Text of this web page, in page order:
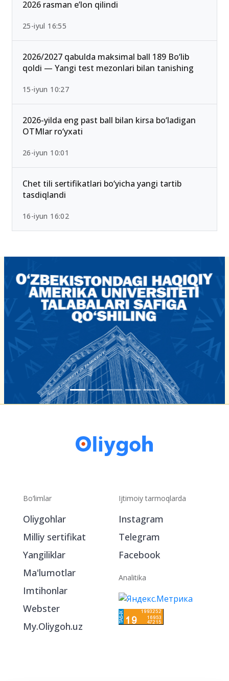
2026 rasman e’lon qilindi
25-iyul 16:55
2026/2027 qabulda maksimal ball 189 Bo‘lib
qoldi — Yangi test mezonlari bilan tanishing
15-iyun 10:27
2026-yilda eng past ball bilan kirsa bo‘ladigan
OTMlar ro‘yxati
26-iyun 10:01
Chet tili sertifikatlari bo‘yicha yangi tartib
tasdiqlandi
16-iyun 16:02
Bo‘limlar
Oliygohlar
Milliy sertifikat
Yangiliklar
Ma'lumotlar
Imtihonlar
Webster
My.Oliygoh.uz
Ijtimoiy tarmoqlarda
Instagram
Telegram
Facebook
Analitika